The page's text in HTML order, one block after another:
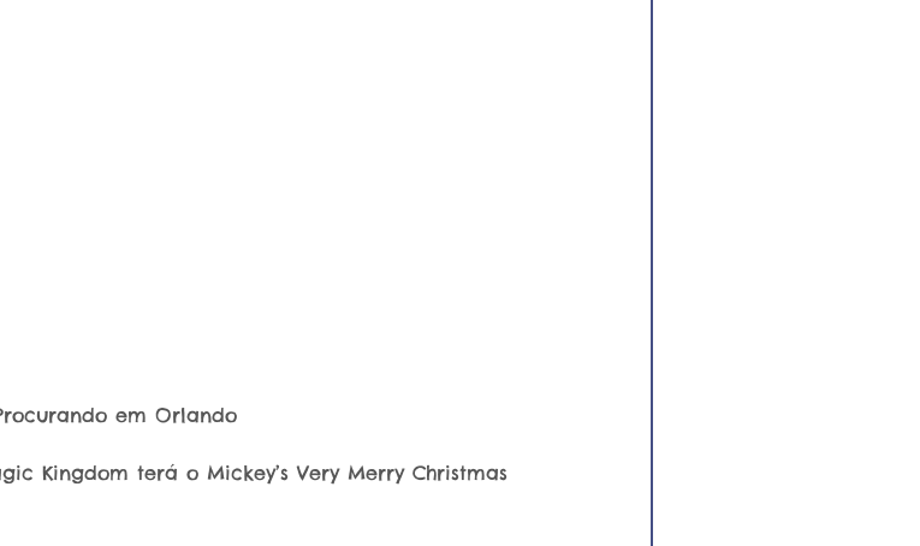
em Orlando
Kingdom terá o Mickey’s Very Merry Christmas